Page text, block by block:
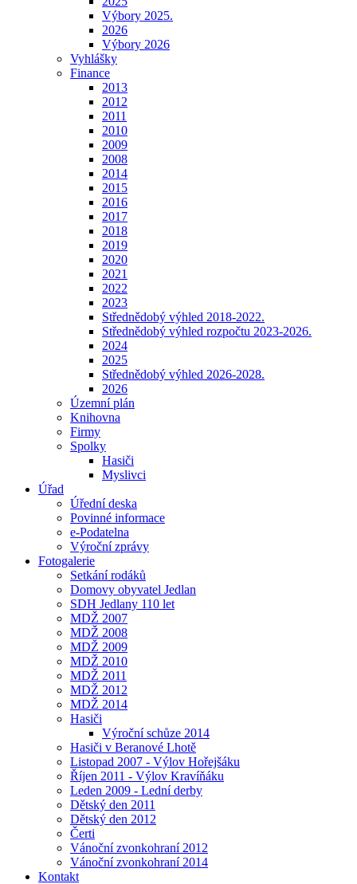
Výbory 2025.
2026
Výbory 2026
Vyhlášky
Finance
2013
2012
2011
2010
2009
2008
2014
2015
2016
2017
2018
2019
2020
2021
2022
2023
Střednědobý výhled 2018-2022.
Střednědobý výhled rozpočtu 2023-2026.
2024
2025
Střednědobý výhled 2026-2028.
2026
Územní plán
Knihovna
Firmy
Spolky
Hasiči
Myslivci
Úřad
Úřední deska
Povinné informace
e-Podatelna
Výroční zprávy
Fotogalerie
Setkání rodáků
Domovy obyvatel Jedlan
SDH Jedlany 110 let
MDŽ 2007
MDŽ 2008
MDŽ 2009
MDŽ 2010
MDŽ 2011
MDŽ 2012
MDŽ 2014
Hasiči
Výroční schůze 2014
Hasiči v Beranové Lhotě
Listopad 2007 - Výlov Hořejšáku
Říjen 2011 - Výlov Kravíňáku
Leden 2009 - Lední derby
Dětský den 2011
Dětský den 2012
Čerti
Vánoční zvonkohraní 2012
Vánoční zvonkohraní 2014
Kontakt